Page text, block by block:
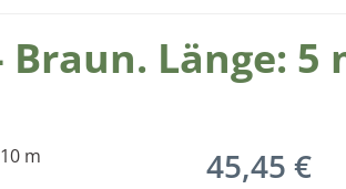
Länge: 5
Regulärer Preis:
45,45 €